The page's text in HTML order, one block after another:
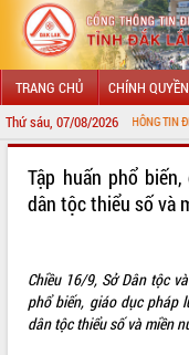
TRANG CHỦ CHÍNH QUYỀN
Thứ sáu, 07/08/2026
VỚI CỔNG THÔNG TIN ĐIỆN TỬ
LÃNH ĐẠO UBND TỈNH
SỞ, BAN, NGÀNH
Tập huấn phổ
dân tộc thiểu số và
Chiều 16/9, Sở Dân tộc
phổ biến, giáo dục pháp
dân tộc thiểu số và miền